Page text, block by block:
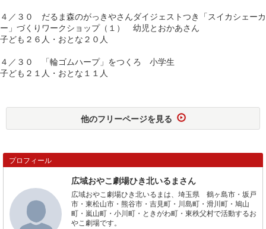
４／３０ だるま森のがっきやさんダイジェストつき「スイカシェーカ
ー」づくりワークショップ（１） 幼児とおかあさん
子ども２６人・おとな２０人
４／３０ 「輪ゴムハープ」をつくろ 小学生
子ども２１人・おとな１１人
他のフリーページを見る
プロフィール
広域おやこ劇場ひき北いるまさん
広域おやこ劇場ひき北いるまは、埼玉県 鶴ヶ島市・坂戸
市・東松山市・熊谷市・吉見町・川島町・滑川町・鳩山
町・嵐山町・小川町・ときがわ町・東秩父村で活動するお
やこ劇場です。